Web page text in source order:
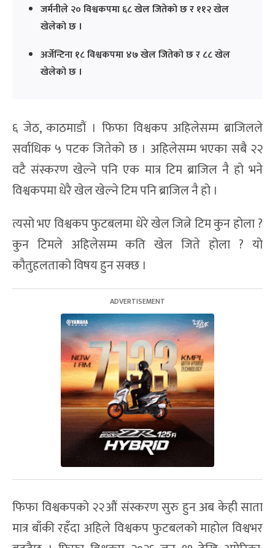
जर्मनीले २० विश्वकपमा ६८ खेल जितेको छ र ११२ खेल
खेलेको छ ।
अर्जेन्टिना १८ विश्वकपमा ४७ खेल जितेको छ र ८८ खेल
खेलेको छ ।
६ जेठ, काठमाडौं । फिफा विश्वकप अहिलेसम्म ब्राजिलले
सर्वाधिक ५ पटक जितेको छ । अहिलेसम्म भएका सबै २२
वटै संस्करण खेल्ने पनि एक मात्र टिम ब्राजिल नै हो भने
विश्वकपमा धेरै खेल खेल्ने टिम पनि ब्राजिल नै हो ।
त्यसो भए विश्वकप फुटबलमा धेरे खेल जित्ने टिम कुन होला ?
कुन टिमले अहिलेसम्म कति खेल जिते होला ? यो
कौतुहलताको विषय हुन सक्छ ।
फिफा विश्वकपको २२औं संस्करण सुरु हुन अब केही साता
मात्र बाँकी रहँदा अहिले विश्वकप फुटबलको माहोल विश्वभर